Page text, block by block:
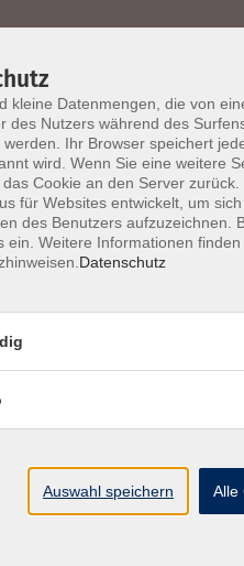
Impressum AGB
Tel: +49
Fax: +49 9421
kleine Datenmengen, die von
des Nutzers während des
Ihr Browser speichert
wird. Wenn Sie eine weitere
Cookie an den Server
für Websites entwickelt, um
des Benutzers aufzuzeichnen.
ein. Weitere Informationen
Datenschutz
Auswahl speichern Alle